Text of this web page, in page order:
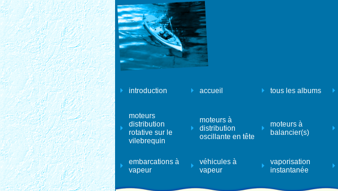
introduction accueil tous les albums
moteurs
distribution
rotative sur le
vilebrequin
moteurs à
distribution
oscillante en tête
moteurs à
balancier(s)
embarcations à
vapeur
véhicules à
vapeur
vaporisation
instantanée